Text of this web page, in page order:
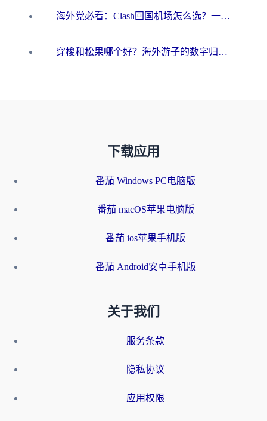
海外党必看：Clash回国机场怎么选？一篇搞定无缝访问国内资源的全攻略
穿梭和松果哪个好？海外游子的数字归乡路，到底该怎么选
下载应用
番茄 Windows PC电脑版
番茄 macOS苹果电脑版
番茄 ios苹果手机版
番茄 Android安卓手机版
关于我们
服务条款
隐私协议
应用权限